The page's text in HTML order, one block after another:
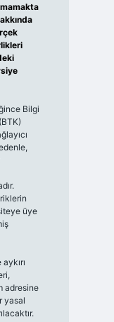
Bilgi
üye
adresine
yasal